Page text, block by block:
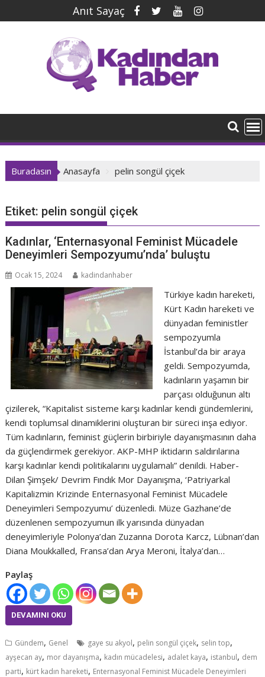
geç
Anıt Sayaç
Buradasın Anasayfa pelin songül çiçek
Etiket: pelin songül çiçek
Kadınlar, ‘Enternasyonal Feminist Mücadele
Deneyimleri Sempozyumu’nda’ buluştu
Ocak 15, 2024 kadindanhaber
Türkiye kadın hareketi,
Kürt Kadın hareketi ve
dünyadan feministler
sempozyumla
İstanbul’da bir araya
geldi. Sempozyumda,
kadınların yaşamın bir
parçası olduğunun altı
çizilerek, “Kapitalist sisteme karşı kadınlar kendi gündemlerini,
kendi toplumsal dinamiklerini oluşturan bir süreci inşa ediyor.
Tüm kadınların, feminist güçlerin birbiriyle dayanışmasının daha
da güçlendirmek gerekiyor. AKP-MHP iktidarın saldırılarına
karşı kadınlar kendi politikalarını uygulamalı” denildi. Haber-
Dilan Şimşek/ Devrim Fındık Mor Dayanışma, ‘Patriyarkal
Kapitalizmin Krizinde Enternasyonal Feminist Mücadele
Deneyimleri Sempozyumu’ düzenledi. Müze Gazhane’de
düzenlenen sempozyumun ilk yarısında dünyadan
deneyimleriyle Polonya’dan Zuzanna Dorota Karcz, Lübnan’dan
Diana Moukkalled, Fransa’dan Arya Meroni, İtalya’dan…
Paylaş
DEVAMINI OKU
Gündem, Genel gaye su akyol, pelin songül çiçek, selin top,
ayşecan ay, mor dayanışma, kadın mücadelesi, adalet kaya, istanbul, dem
parti, kürt kadın hareketi, Enternasyonal Feminist Mücadele Deneyimleri